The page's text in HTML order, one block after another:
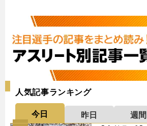
人気記事ランキング
今日 昨日 週間